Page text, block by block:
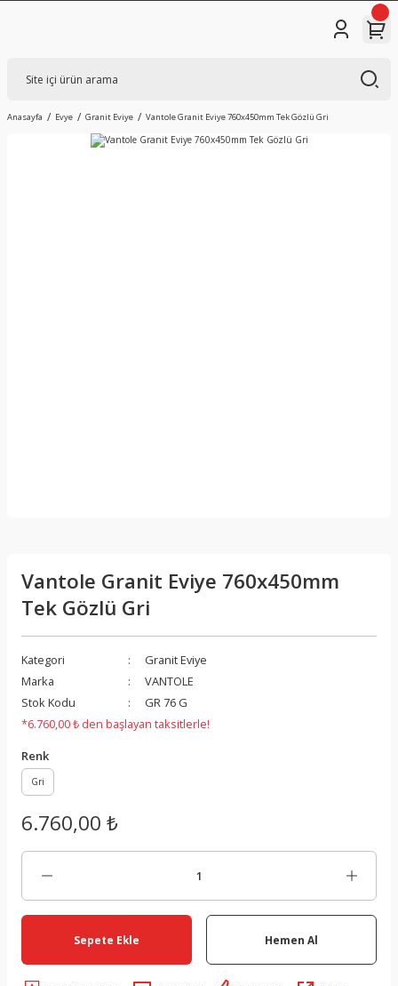
Anasayfa Evye Granit Eviye Vantole Granit Eviye 760x450mm Tek Gözlü Gri
Vantole Granit Eviye 760x450mm
Tek Gözlü Gri
Kategori
Granit Eviye
Marka
VANTOLE
Stok Kodu
GR 76 G
*6.760,00 ₺ den başlayan taksitlerle!
Renk
Gri
6.760,00 ₺
Sepete Ekle Hemen Al